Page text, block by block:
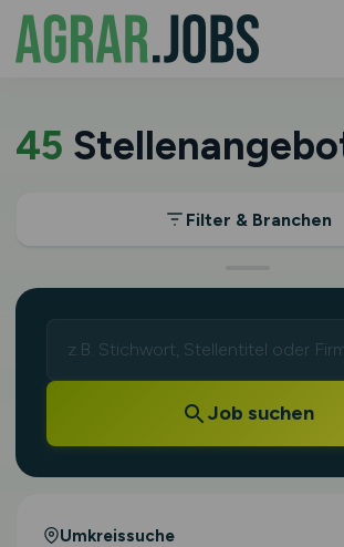
45
Filter & Branchen
Job suchen
Umkreissuche